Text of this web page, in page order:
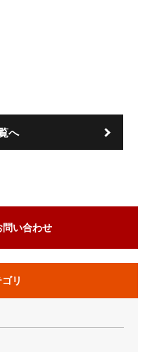
へ
問い合わせ
リ